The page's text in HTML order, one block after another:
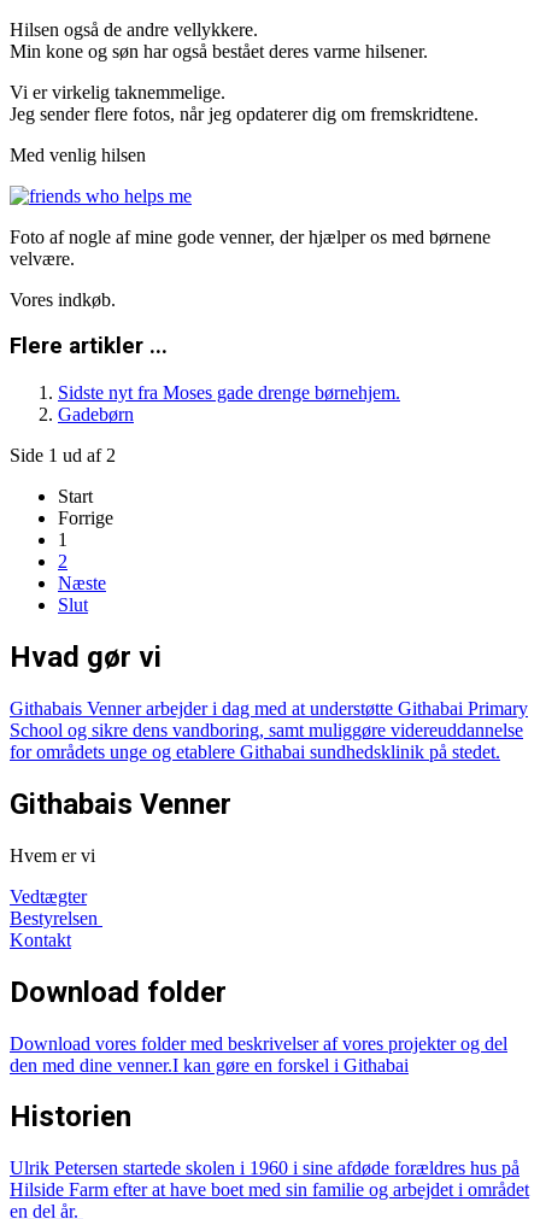
Hilsen også de andre vellykkere.
Min kone og søn har også bestået deres varme hilsener.
Vi er virkelig taknemmelige.
Jeg sender flere fotos, når jeg opdaterer dig om fremskridtene.
Med venlig hilsen
Foto af nogle af mine gode venner, der hjælper os med børnene
velvære.
Vores indkøb.
Flere artikler ...
Sidste nyt fra Moses gade drenge børnehjem.
Gadebørn
Side 1 ud af 2
Start
Forrige
1
2
Næste
Slut
Hvad gør vi
Githabais Venner arbejder i dag med at understøtte Githabai Primary
School og sikre dens vandboring, samt muliggøre videreuddannelse
for områdets unge og etablere Githabai sundhedsklinik på stedet.
Githabais Venner
Hvem er vi
Vedtægter
Bestyrelsen
Kontakt
Download folder
Download vores folder med beskrivelser af vores projekterog del
den med dine venner.I kan gøre en forskel i Githabai
Historien
Ulrik Petersen startede skolen i 1960 i sine afdøde forældres hus på
Hilside Farm efter at have boet med sin familie og arbejdet i området
en del år.